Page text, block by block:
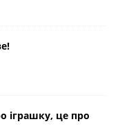
іграшку, це про